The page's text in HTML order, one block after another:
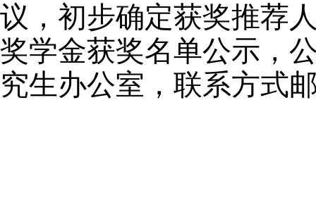
议，初步确定获奖推荐
奖学金获奖名单公示，
究生办公室，联系方式